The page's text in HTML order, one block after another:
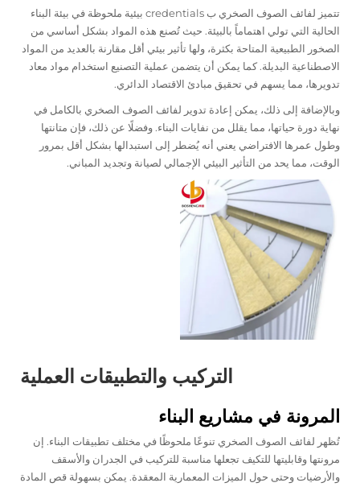
تتميز لفائف الصوف الصخري ب credentials بيئية ملحوظة في بيئة البناء
الحالية التي تولي اهتماماً بالبيئة. حيث تُصنع هذه المواد بشكل أساسي من
الصخور الطبيعية المتاحة بكثرة، ولها تأثير بيئي أقل مقارنة بالعديد من المواد
الاصطناعية البديلة. كما يمكن أن يتضمن عملية التصنيع استخدام مواد معاد
تدويرها، مما يسهم في تحقيق مبادئ الاقتصاد الدائري.
وبالإضافة إلى ذلك، يمكن إعادة تدوير لفائف الصوف الصخري بالكامل في
نهاية دورة حياتها، مما يقلل من نفايات البناء. وفضلًا عن ذلك، فإن متانتها
وطول عمرها الافتراضي يعني أنه يُضطر إلى استبدالها بشكل أقل بمرور
الوقت، مما يحد من التأثير البيئي الإجمالي لصيانة وتجديد المباني.
التركيب والتطبيقات العملية
المرونة في مشاريع البناء
تُظهر لفائف الصوف الصخري تنوعًا ملحوظًا في مختلف تطبيقات البناء. إن
مرونتها وقابليتها للتكيف تجعلها مناسبة للتركيب في الجدران والأسقف
والأرضيات وحتى حول الميزات المعمارية المعقدة. يمكن بسهولة قص المادة